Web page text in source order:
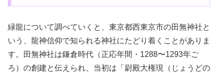
緑龍について調べていくと、東京都西東京市の田無神社と
いう、龍神信仰で知られる神社にたどり着くことがありま
す。田無神社は鎌倉時代（正応年間・1288〜1293年ご
ろ）の創建と伝えられ、当初は「尉殿大権現（じょうどの